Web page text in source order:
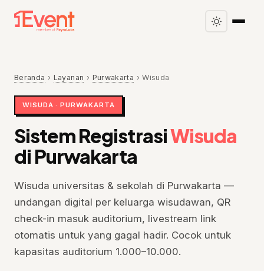
Beranda › Layanan › Purwakarta ›Wisuda
WISUDA · PURWAKARTA
Sistem RegistrasiWisuda
di Purwakarta
Wisuda universitas & sekolah di Purwakarta —
undangan digital per keluarga wisudawan, QR
check-in masuk auditorium, livestream link
otomatis untuk yang gagal hadir. Cocok untuk
kapasitas auditorium 1.000–10.000.